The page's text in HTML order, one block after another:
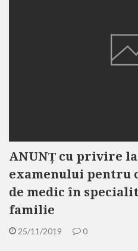
ANUNȚ cu privire
examenului pentru
de medic în
familie
25/11/2019 0